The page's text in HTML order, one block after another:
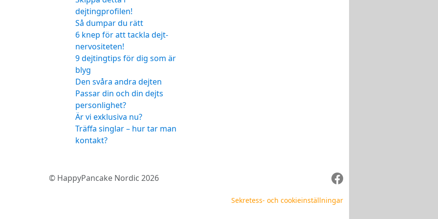
dejtingprofilen!
Så dumpar du rätt
6 knep för att tackla dejt-
nervositeten!
9 dejtingtips för dig som är
blyg
Den svåra andra dejten
Passar din och din dejts
personlighet?
Är vi exklusiva nu?
Träffa singlar – hur tar man
kontakt?
© HappyPancake Nordic 2026
Sekretess- och cookieinställningar